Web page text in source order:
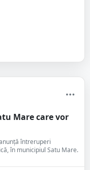
Mare care vor
întreruperi
în municipiul Satu Mare.